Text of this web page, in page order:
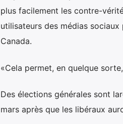
plus facilement les contre-
utilisateurs des médias
Canada.
«Cela permet, en quelque
Des élections générales sont
mars après que les libéraux